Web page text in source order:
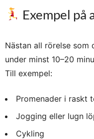
Exempel på
Nästan all rörelse
under minst 10–20
Till exempel:
Promenader i raskt
Jogging eller lugn
Cykling